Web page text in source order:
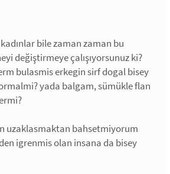
bile zaman zaman bu
değiştirmeye çalışıyorsunuz ki?
bulasmis erkegin sirf dogal bisey
yada balgam, sümükle flan
uzaklasmaktan bahsetmiyorum
igrenmis olan insana da bisey